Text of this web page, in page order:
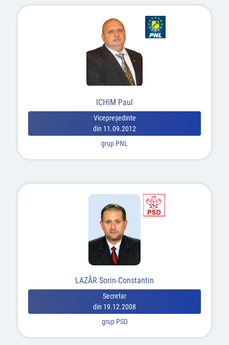
ICHIM Paul
Vicepreşedinte
din 11.09.2012
grup PNL
LAZĂR Sorin-Constantin
Secretar
din 19.12.2008
grup PSD